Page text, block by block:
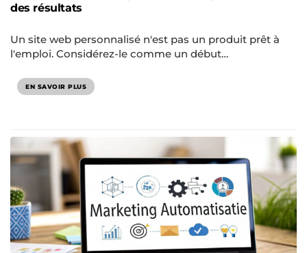
des résultats
Un site web personnalisé n'est pas un produit prêt à
l'emploi. Considérez-le comme un début…
EN SAVOIR PLUS